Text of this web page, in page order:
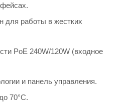
работы в жестких
PoE 240W/120W (входное
и панель управления.
70°C.